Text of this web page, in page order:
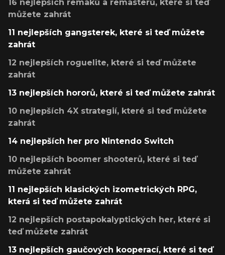
16 nejlepších remaků a remasterů, které si teď
můžete zahrát
11 nejlepších gangsterek, které si teď můžete
zahrát
12 nejlepších roguelite, které si teď můžete
zahrát
13 nejlepších hororů, které si teď můžete zahrát
10 nejlepších 4X strategií, které si teď můžete
zahrát
14 nejlepších her pro Nintendo Switch
10 nejlepších boomer shooterů, které si teď
můžete zahrát
11 nejlepších klasických izometrických RPG,
která si teď můžete zahrát
12 nejlepších postapokalyptických her, které si
teď můžete zahrát
13 nejlepších gaučových kooperací, které si teď